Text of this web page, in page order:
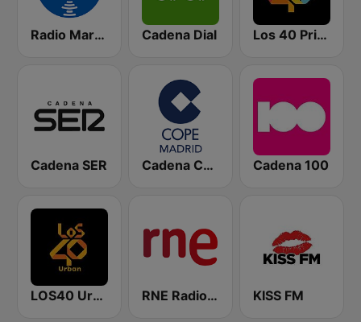
Radio Marca Nacional Cadena Dial Los 40 Principales
Cadena SER Cadena COPE Madrid Cadena 100
LOS40 Urban RNE Radio Nacional KISS FM